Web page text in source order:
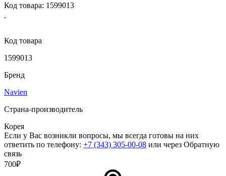
Код товара: 1599013
Код товара
1599013
Бренд
Navien
Страна-производитель
Корея
Если у Вас возникли вопросы, мы всегда готовы на них
ответить по телефону: +7 (343) 305-00-08 или через Обратную
связь
700₽